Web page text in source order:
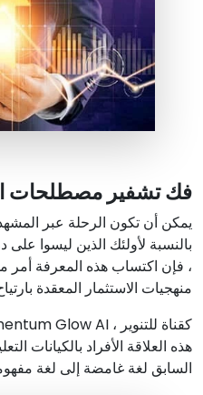
فك تشفير مصطلحات
يمكن أن تكون الرحلة عبر
بالنسبة لأولئك الذين ليسوا
، فإن اكتساب هذه المعرفة أمر
منهجيات الاستثمار المعقدة
هذه العلاقة الأفراد بالكيانات
السابق لغة غامضة إلى لغة